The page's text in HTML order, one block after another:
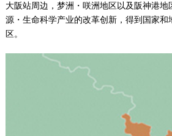
大阪站周边，梦洲・咲洲地区以及阪神港
源・生命科学产业的改革创新，得到国家和
区。